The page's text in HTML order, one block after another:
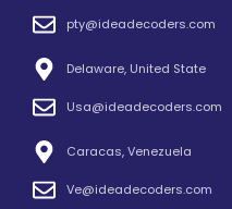
pty@ideadecoders.com
Delaware, United State
Usa@ideadecoders.com
Caracas, Venezuela
Ve@ideadecoders.com